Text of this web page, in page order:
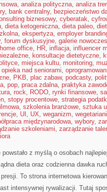
, analiza polityczna, analiza
, bank centralny, bezpieczeństwo
biznesowy, cyberatak,
, dieta ketogeniczna, dieta paleo,
, ekspertyza, employer
, forum dyskusyjne, galerie
home office, HR, inflacja, influencer
, konsultacje dietetyczne,
, miejsca kultu, monitoring,
opieka nad seniorami,
, PKB, plac zabaw, podcasty,
, pop, praca zdalna, praktyka
, rock, RODO, rynki finansowe,
, stopy procentowe, strategia
, szkolenia branżowe, sztuka
, UI , UX, weganizm,
międzynarodowa, wybory,
szkoleniami, zarządzanie
z myślą o osobach
dieta oraz codzienna dawka
To strona internetowa
intensywnej rywalizacji. Tutaj